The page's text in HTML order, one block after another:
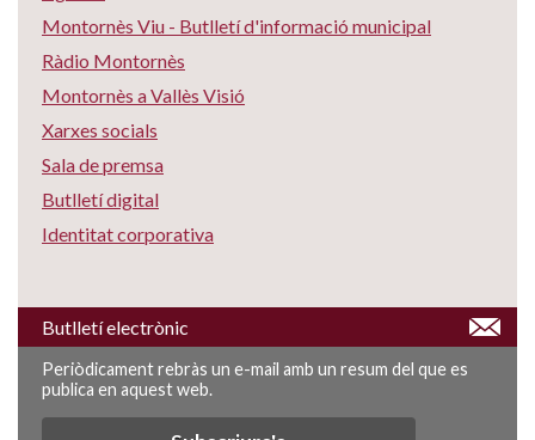
Montornès Viu - Butlletí d'informació municipal
Ràdio Montornès
Montornès a Vallès Visió
Xarxes socials
Sala de premsa
Butlletí digital
Identitat corporativa
Butlletí electrònic
Periòdicament rebràs un e-mail amb un resum del que es
publica en aquest web.